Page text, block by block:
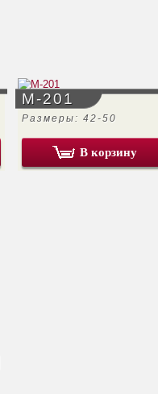
М-201
Размеры: 42-50
В корзину